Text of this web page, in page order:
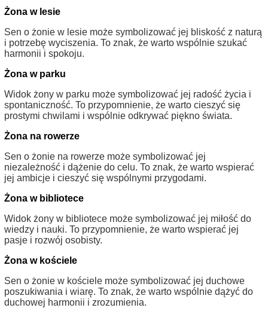
Żona w lesie
Sen o żonie w lesie może symbolizować jej bliskość z naturą
i potrzebę wyciszenia. To znak, że warto wspólnie szukać
harmonii i spokoju.
Żona w parku
Widok żony w parku może symbolizować jej radość życia i
spontaniczność. To przypomnienie, że warto cieszyć się
prostymi chwilami i wspólnie odkrywać piękno świata.
Żona na rowerze
Sen o żonie na rowerze może symbolizować jej
niezależność i dążenie do celu. To znak, że warto wspierać
jej ambicje i cieszyć się wspólnymi przygodami.
Żona w bibliotece
Widok żony w bibliotece może symbolizować jej miłość do
wiedzy i nauki. To przypomnienie, że warto wspierać jej
pasje i rozwój osobisty.
Żona w kościele
Sen o żonie w kościele może symbolizować jej duchowe
poszukiwania i wiarę. To znak, że warto wspólnie dążyć do
duchowej harmonii i zrozumienia.